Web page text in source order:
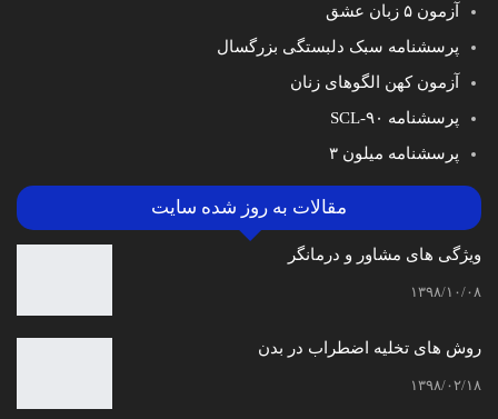
آزمون ۵ زبان عشق
پرسشنامه سبک دلبستگی بزرگسال
آزمون کهن الگوهای زنان
پرسشنامه SCL-۹۰
پرسشنامه میلون ۳
مقالات به روز شده سایت
ویژگی های مشاور و درمانگر
۱۳۹۸/۱۰/۰۸
روش های تخلیه اضطراب در بدن
۱۳۹۸/۰۲/۱۸